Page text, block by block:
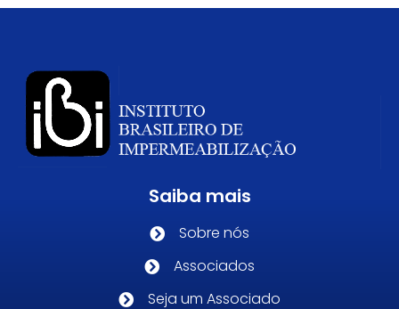
Saiba mais
Sobre nós
Associados
Seja um Associado